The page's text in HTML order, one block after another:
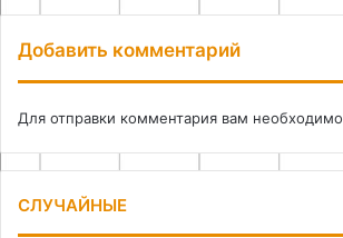
Добавить комментарий
Для отправки комментария вам необходимо
СЛУЧАЙНЫЕ